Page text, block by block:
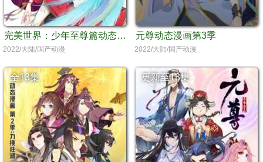
完美世界：少年至尊篇动态漫画
2022/大陆/国产动漫
元尊动态漫画第3季
2022/大陆/国产动漫
全13集 更新至13集